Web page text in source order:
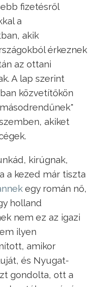
fizetésről
a
akik
érkeznek
az ottani
A lap szerint
közvetítőkön
akiket
kirúgnak,
a kezed már tiszta
egy román nő,
holland
nem ez az igazi
ilyen
amikor
és Nyugat-
gondolta, ott a